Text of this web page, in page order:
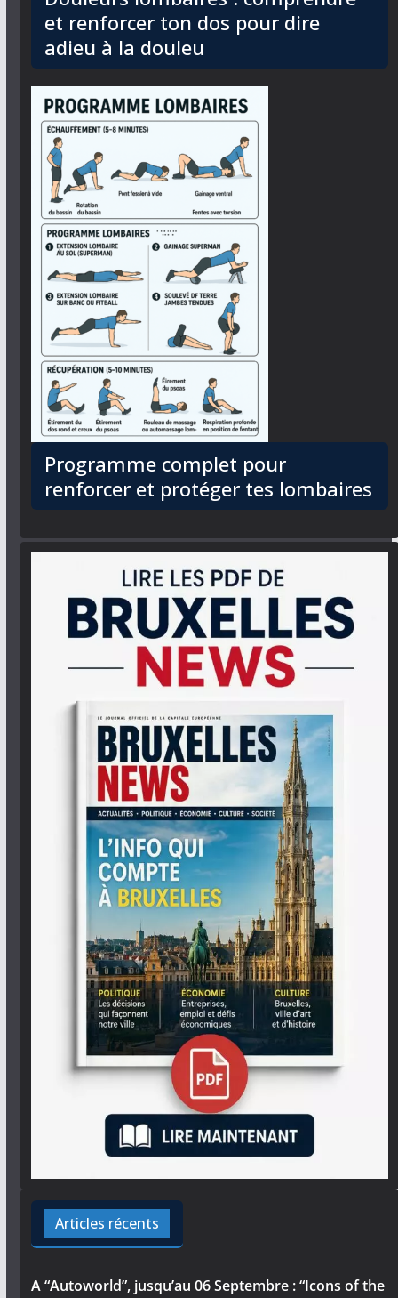
et renforcer ton dos pour dire
adieu à la douleu
Programme complet pour
renforcer et protéger tes lombaires
Articles récents
A “Autoworld”, jusqu’au 06 Septembre : “Icons of the